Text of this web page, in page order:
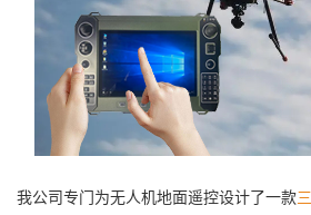
我公司专门为无人机地面遥控设计了一款